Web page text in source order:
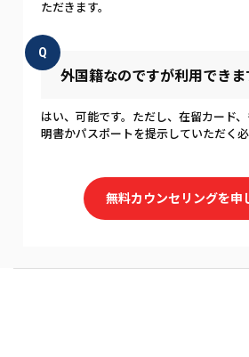
ただきます。
Q
外国籍なのですが利用できま
はい、可能です。ただし、在留カード
明書かパスポートを提示していただく必
無料カウンセリングを申